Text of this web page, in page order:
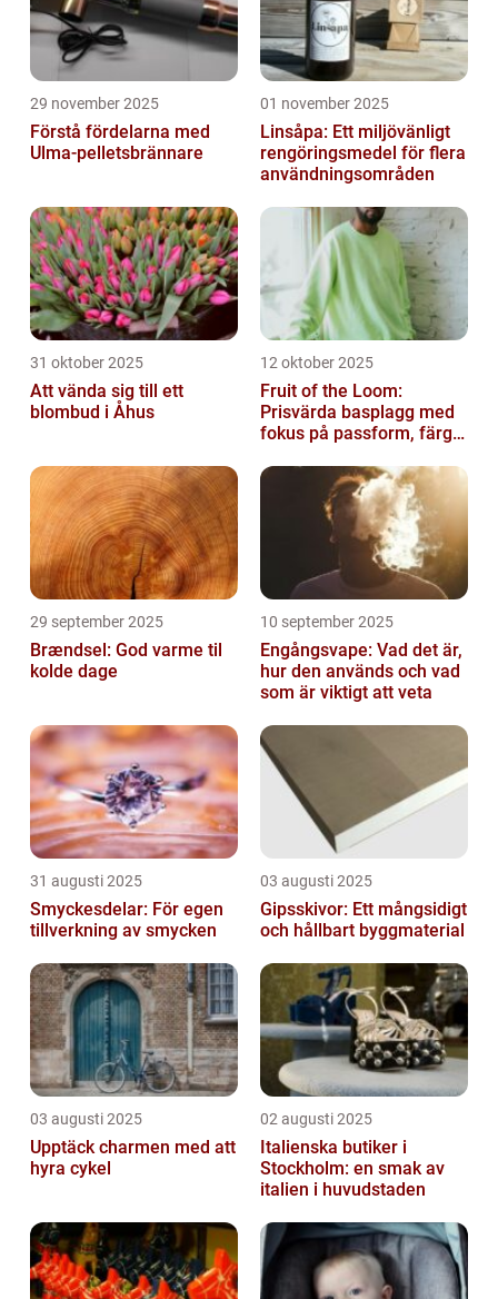
29 november 2025
Förstå fördelarna med
Ulma-pelletsbrännare
01 november 2025
Linsåpa: Ett miljövänligt
rengöringsmedel för flera
användningsområden
31 oktober 2025
Att vända sig till ett
blombud i Åhus
12 oktober 2025
Fruit of the Loom:
Prisvärda basplagg med
fokus på passform, färg
29 september 2025
Brændsel: God varme til
kolde dage
10 september 2025
Engångsvape: Vad det är,
hur den används och vad
som är viktigt att veta
31 augusti 2025
Smyckesdelar: För egen
tillverkning av smycken
03 augusti 2025
Gipsskivor: Ett mångsidigt
och hållbart byggmaterial
03 augusti 2025
Upptäck charmen med att
hyra cykel
02 augusti 2025
Italienska butiker i
Stockholm: en smak av
italien i huvudstaden